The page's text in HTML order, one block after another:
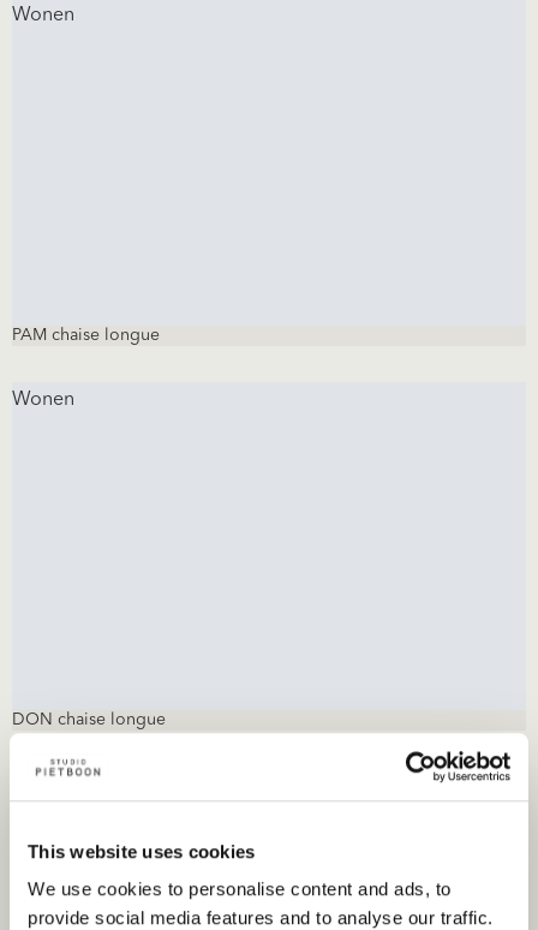
This website uses cookies
We use cookies to personalise content and ads, to
provide social media features and to analyse our traffic.
Wonen
PAM chaise longue
Wonen
DON chaise longue